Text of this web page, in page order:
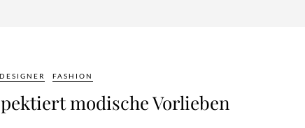
DESIGNER FASHION
modische Vorlieben